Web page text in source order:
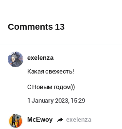
Comments 13
exelenza
Какая свежесть!
С Новым годом))
1 January 2023, 15:29
МcEwoy exelenza